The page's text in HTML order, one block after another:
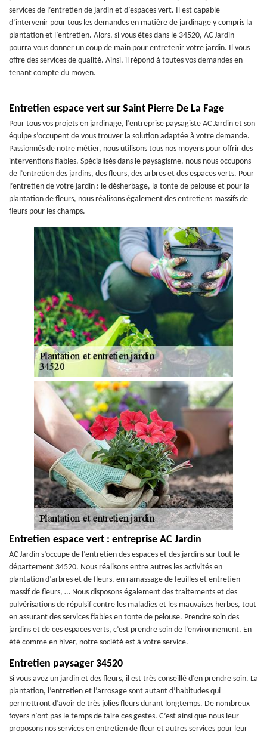
services de l’entretien de jardin et d’espaces vert. Il est capable
d’intervenir pour tous les demandes en matière de jardinage y compris la
plantation et l’entretien. Alors, si vous êtes dans le 34520, AC Jardin
pourra vous donner un coup de main pour entretenir votre jardin. Il vous
offre des services de qualité. Ainsi, il répond à toutes vos demandes en
tenant compte du moyen.
Entretien espace vert sur Saint Pierre De La Fage
Pour tous vos projets en jardinage, l’entreprise paysagiste AC Jardin et son
équipe s’occupent de vous trouver la solution adaptée à votre demande.
Passionnés de notre métier, nous utilisons tous nos moyens pour offrir des
interventions fiables. Spécialisés dans le paysagisme, nous nous occupons
de l’entretien des jardins, des fleurs, des arbres et des espaces verts. Pour
l’entretien de votre jardin : le désherbage, la tonte de pelouse et pour la
plantation de fleurs, nous réalisons également des entretiens massifs de
fleurs pour les champs.
Entretien espace vert : entreprise AC Jardin
AC Jardin s’occupe de l’entretien des espaces et des jardins sur tout le
département 34520. Nous réalisons entre autres les activités en
plantation d’arbres et de fleurs, en ramassage de feuilles et entretien
massif de fleurs, … Nous disposons également des traitements et des
pulvérisations de répulsif contre les maladies et les mauvaises herbes, tout
en assurant des services fiables en tonte de pelouse. Prendre soin des
jardins et de ces espaces verts, c’est prendre soin de l’environnement. En
été comme en hiver, notre société est à votre service.
Entretien paysager 34520
Si vous avez un jardin et des fleurs, il est très conseillé d’en prendre soin. La
plantation, l’entretien et l’arrosage sont autant d’habitudes qui
permettront d’avoir de très jolies fleurs durant longtemps. De nombreux
foyers n’ont pas le temps de faire ces gestes. C’est ainsi que nous leur
proposons nos services en entretien de fleur et autres services pour leur